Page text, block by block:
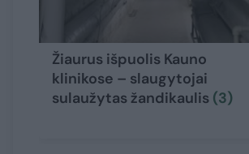
Žiaurus išpuolis Kauno
klinikose – slaugytojai
sulaužytas žandikaulis (3)